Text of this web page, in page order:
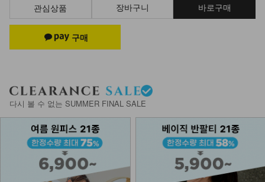
KOA-T-36/마블레이스 나시티_HR
15,900
8,900
KO52-T-28/가트 나시티_HR
12,900
DM61-C-01/피셔 포미 캡모자_HR
19,900
관심상품 장바구니 바로구매
다시 볼 수 없는 SUMMER FINAL SALE